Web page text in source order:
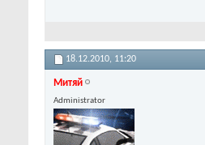
18.12.2010, 11:20
Митяй
Administrator